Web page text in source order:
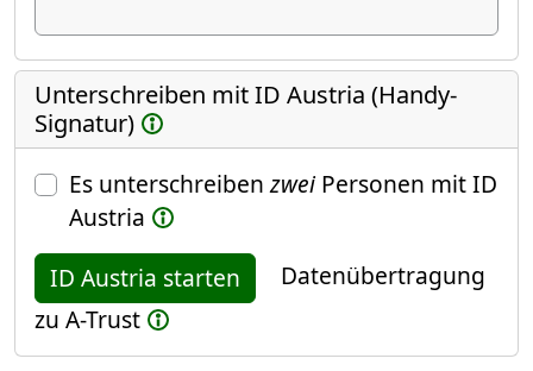
Unterschreiben mit ID Austria (Handy-
Signatur)
Es unterschreibenzweiPersonen mit ID
Austria
ID Austria starten
Datenübertragung
zu A-Trust